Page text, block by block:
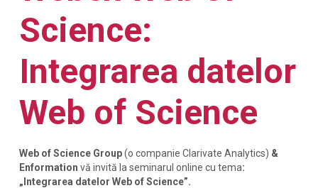
Science:
Integrarea datelor
Web of Science
Web of Science Group(o companie Clarivate Analytics) &
Enformation vă invită la seminarul online cu tema:
„Integrarea datelor Web of Science”.